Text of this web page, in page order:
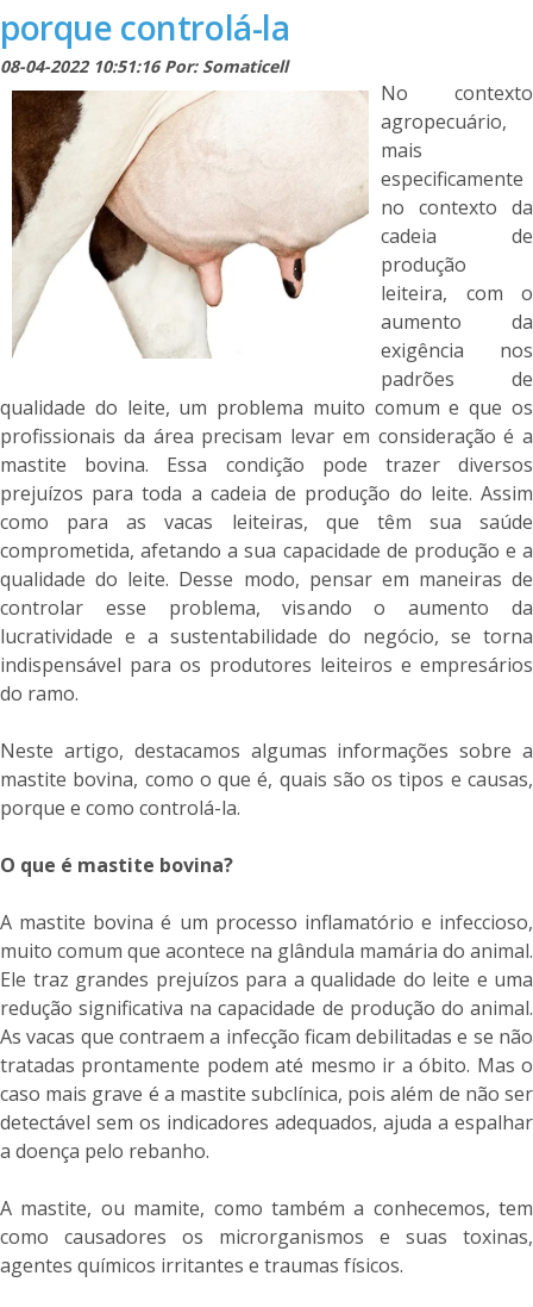
porque controlá-la
08-04-2022 10:51:16 Por: Somaticell
No contexto
agropecuário,
mais
especificamente
no contexto da
cadeia de
produção
leiteira, com o
aumento da
exigência nos
padrões de
qualidade do leite, um problema muito comum e que os
profissionais da área precisam levar em consideração é a
mastite bovina. Essa condição pode trazer diversos
prejuízos para toda a cadeia de produção do leite. Assim
como para as vacas leiteiras, que têm sua saúde
comprometida, afetando a sua capacidade de produção e a
qualidade do leite. Desse modo, pensar em maneiras de
controlar esse problema, visando o aumento da
lucratividade e a sustentabilidade do negócio, se torna
indispensável para os produtores leiteiros e empresários
do ramo.
Neste artigo, destacamos algumas informações sobre a
mastite bovina, como o que é, quais são os tipos e causas,
porque e como controlá-la.
O que é mastite bovina?
A mastite bovina é um processo inflamatório e infeccioso,
muito comum que acontece na glândula mamária do animal.
Ele traz grandes prejuízos para a qualidade do leite e uma
redução significativa na capacidade de produção do animal.
As vacas que contraem a infecção ficam debilitadas e se não
tratadas prontamente podem até mesmo ir a óbito. Mas o
caso mais grave é a mastite subclínica, pois além de não ser
detectável sem os indicadores adequados, ajuda a espalhar
a doença pelo rebanho.
A mastite, ou mamite, como também a conhecemos, tem
como causadores os microrganismos e suas toxinas,
agentes químicos irritantes e traumas físicos.